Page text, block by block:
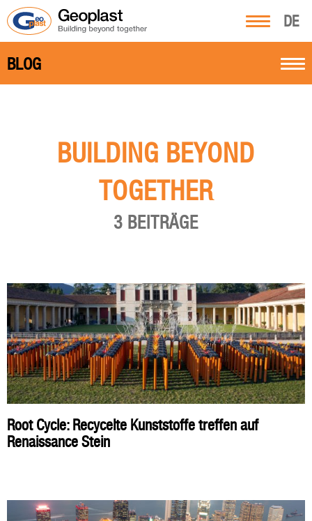
DE
BLOG
BUILDING BEYOND
TOGETHER
3 BEITRÄGE
Root Cycle: Recycelte Kunststoffe treffen auf
Renaissance Stein